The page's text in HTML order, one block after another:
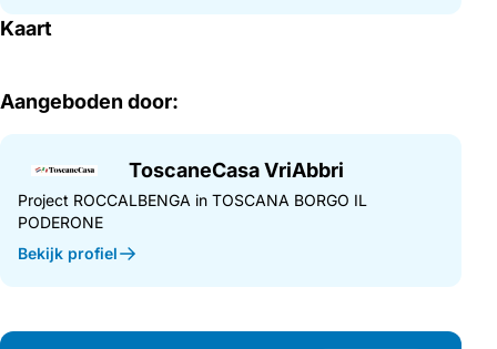
Kaart
Aangeboden door:
ToscaneCasa VriAbbri
Project ROCCALBENGA in TOSCANA BORGO IL
PODERONE
Bekijk profiel